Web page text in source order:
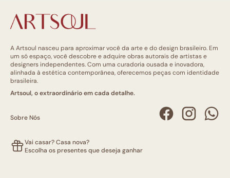
A Artsoul nasceu para aproximar você da arte e do design brasileiro. Em
um só espaço, você descobre e adquire obras autorais de artistas e
designers independentes. Com uma curadoria ousada e inovadora,
alinhada à estética contemporânea, oferecemos peças com identidade
brasileira.
Artsoul, o extraordinário em cada detalhe.
Sobre Nós
Vai casar? Casa nova?
Escolha os presentes que deseja ganhar